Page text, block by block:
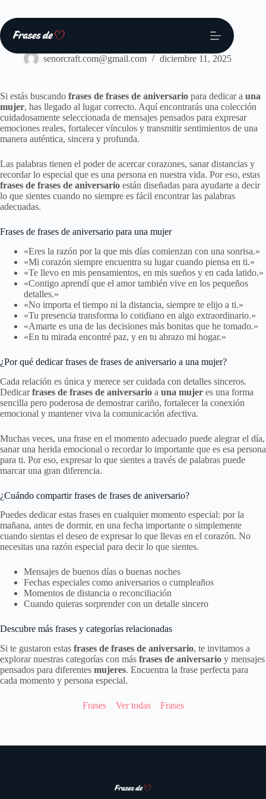
contenido
Frases
senorcraft.com@gmail.com diciembre 11, 2025
Si estás buscando frases de frases de aniversario para dedicar a una
mujer, has llegado al lugar correcto. Aquí encontrarás una colección
cuidadosamente seleccionada de mensajes pensados para expresar
emociones reales, fortalecer vínculos y transmitir sentimientos de una
manera auténtica, sincera y profunda.
Las palabras tienen el poder de acercar corazones, sanar distancias y
recordar lo especial que es una persona en nuestra vida. Por eso, estas
frases de frases de aniversario están diseñadas para ayudarte a decir
lo que sientes cuando no siempre es fácil encontrar las palabras
adecuadas.
Frases de frases de aniversario para una mujer
«Eres la razón por la que mis días comienzan con una sonrisa.»
«Mi corazón siempre encuentra su lugar cuando piensa en ti.»
«Te llevo en mis pensamientos, en mis sueños y en cada latido.»
«Contigo aprendí que el amor también vive en los pequeños
detalles.»
«No importa el tiempo ni la distancia, siempre te elijo a ti.»
«Tu presencia transforma lo cotidiano en algo extraordinario.»
«Amarte es una de las decisiones más bonitas que he tomado.»
«En tu mirada encontré paz, y en tu abrazo mi hogar.»
¿Por qué dedicar frases de frases de aniversario a una mujer?
Cada relación es única y merece ser cuidada con detalles sinceros.
Dedicarfrases de frases de aniversario a una mujer es una forma
sencilla pero poderosa de demostrar cariño, fortalecer la conexión
emocional y mantener viva la comunicación afectiva.
Muchas veces, una frase en el momento adecuado puede alegrar el día,
sanar una herida emocional o recordar lo importante que es esa persona
para ti. Por eso, expresar lo que sientes a través de palabras puede
marcar una gran diferencia.
¿Cuándo compartir frases de frases de aniversario?
Puedes dedicar estas frases en cualquier momento especial: por la
mañana, antes de dormir, en una fecha importante o simplemente
cuando sientas el deseo de expresar lo que llevas en el corazón. No
necesitas una razón especial para decir lo que sientes.
Mensajes de buenos días o buenas noches
Fechas especiales como aniversarios o cumpleaños
Momentos de distancia o reconciliación
Cuando quieras sorprender con un detalle sincero
Descubre más frases y categorías relacionadas
Si te gustaron estas frases de frases de aniversario, te invitamos a
explorar nuestras categorías con más frases de aniversario y mensajes
pensados para diferentes mujeres. Encuentra la frase perfecta para
cada momento y persona especial.
Frases Ver todas Frases